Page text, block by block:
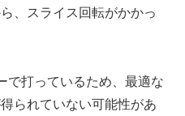
ら、 スライス回転がかかっ
で打っているため、最適な
得られていない可能性があ